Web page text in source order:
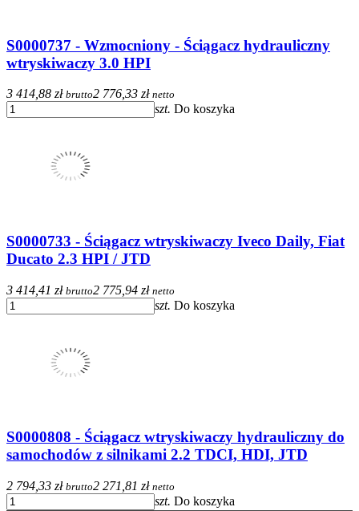
S0000737 - Wzmocniony - Ściągacz hydrauliczny
wtryskiwaczy 3.0 HPI
3 414,88 zł brutto2 776,33 zł netto
szt. Do koszyka
S0000733 - Ściągacz wtryskiwaczy Iveco Daily, Fiat
Ducato 2.3 HPI / JTD
3 414,41 zł brutto2 775,94 zł netto
szt. Do koszyka
S0000808 - Ściągacz wtryskiwaczy hydrauliczny do
samochodów z silnikami 2.2 TDCI, HDI, JTD
2 794,33 zł brutto2 271,81 zł netto
szt. Do koszyka